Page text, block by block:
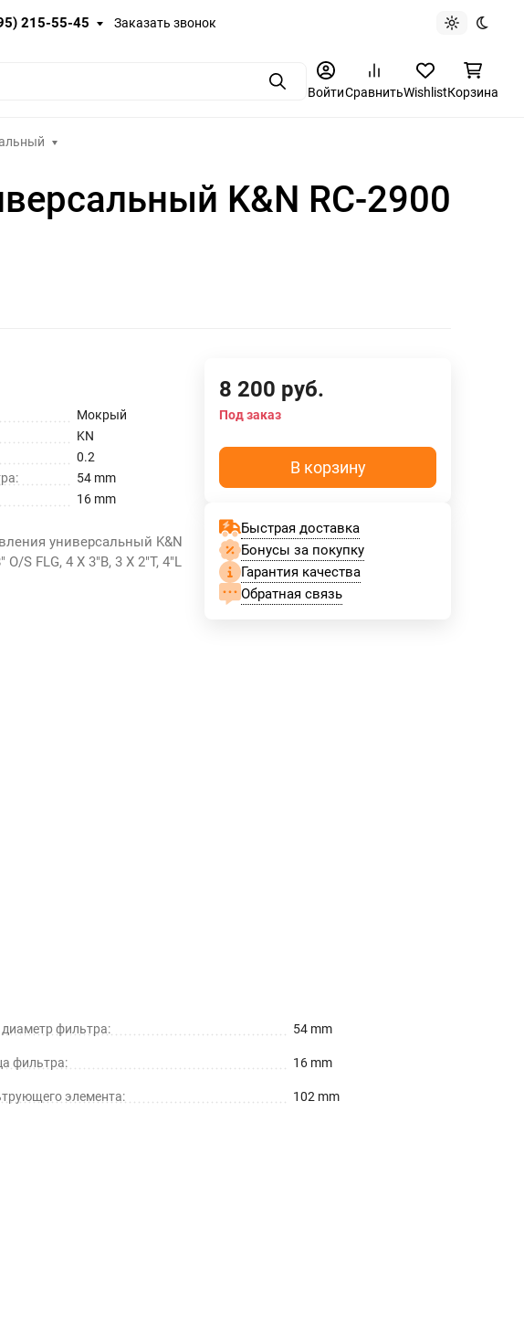
215-55-45 Заказать звонок
Light theme
Dark
ПоискВойтиСравнитьWishlistКорзина
K&N RC-2900
Мокрый
KN
0.2
54 mm
16 mm
универсальный K&N
S FLG, 4 X 3"B, 3 X 2"T, 4"L
8 200 руб.
Под заказ
В корзину
Быстрая доставка
Бонусы за покупку
Гарантия качества
Обратная связь
фильтра: 54 mm
фильтра: 16 mm
элемента: 102 mm